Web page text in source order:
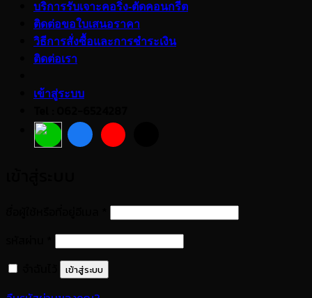
บริการรับเจาะคอริ่ง-ตัดคอนกรีต
ติดต่อขอใบเสนอราคา
วิธีการสั่งซื้อและการชำระเงิน
ติดต่อเรา
เข้าสู่ระบบ
ต้องการ
ต้องการ
เข้าสู่ระบบ